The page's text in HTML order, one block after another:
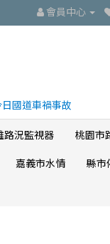
會員中心
國道車禍事故
路況監視器
桃園市
嘉義市水情
縣市